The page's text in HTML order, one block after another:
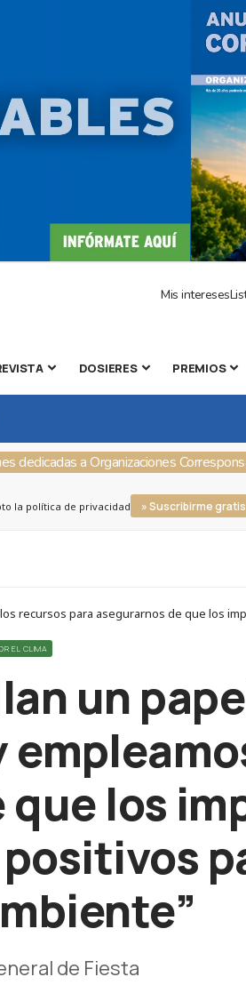
Mis intereses
DOSIERES PREMIOS
dedicadas a Organizaciones
la política de privacidad » Suscribirme gratis
EL CLIMA
un
los
de Fiesta